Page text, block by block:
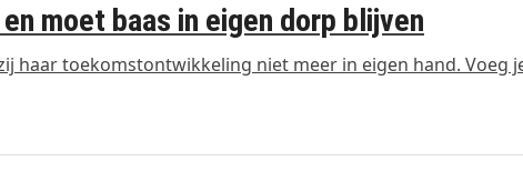
moet baas in eigen dorp blijven
haar toekomstontwikkeling niet meer in eigen hand. Voeg